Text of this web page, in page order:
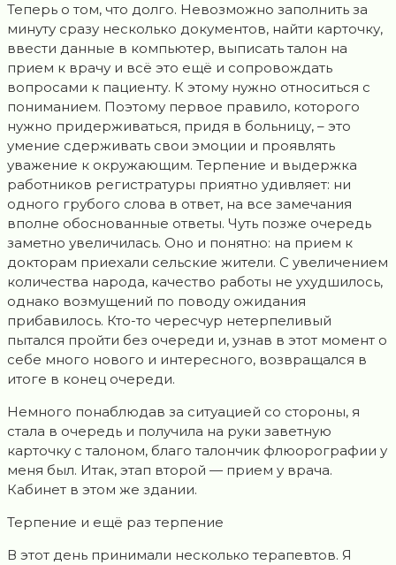
Теперь о том, что долго. Невозможно заполнить за
минуту сразу несколько документов, найти карточку,
ввести данные в компьютер, выписать талон на
прием к врачу и всё это ещё и сопровождать
вопросами к пациенту. К этому нужно относиться с
пониманием. Поэтому первое правило, которого
нужно придерживаться, придя в больницу, – это
умение сдерживать свои эмоции и проявлять
уважение к окружающим. Терпение и выдержка
работников регистратуры приятно удивляет: ни
одного грубого слова в ответ, на все замечания
вполне обоснованные ответы. Чуть позже очередь
заметно увеличилась. Оно и понятно: на прием к
докторам приехали сельские жители. С увеличением
количества народа, качество работы не ухудшилось,
однако возмущений по поводу ожидания
прибавилось. Кто-то чересчур нетерпеливый
пытался пройти без очереди и, узнав в этот момент о
себе много нового и интересного, возвращался в
итоге в конец очереди.
Немного понаблюдав за ситуацией со стороны, я
стала в очередь и получила на руки заветную
карточку с талоном, благо талончик флюорографии у
меня был. Итак, этап второй — прием у врача.
Кабинет в этом же здании.
Терпение и ещё раз терпение
В этот день принимали несколько терапевтов. Я